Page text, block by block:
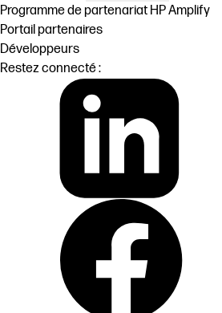
Programme de partenariat HP Amplify
Portail partenaires
Développeurs
Restez connecté :